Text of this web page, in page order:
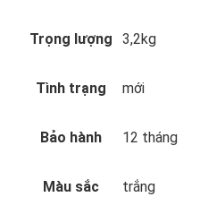
Trọng lượng 3,2kg
Tình trạng mới
Bảo hành 12 tháng
Màu sắc trắng